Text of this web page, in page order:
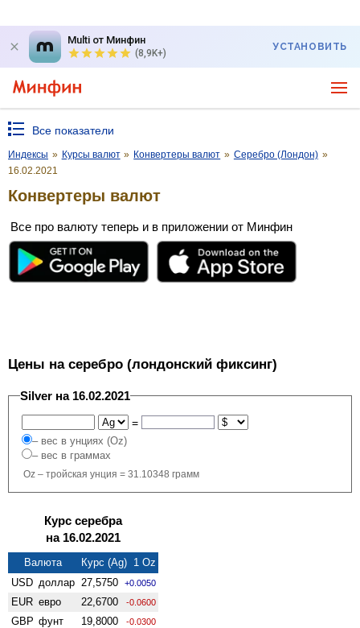
Multi от Минфин
(8,9K+)
УСТАНОВИТЬ
Все показатели
Индексы » Курсы валют » Конвертеры валют » Серебро (Лондон) »
16.02.2021
Конвертеры валют
Все про валюту теперь и в приложении от Минфин
Цены на серебро (лондонский фиксинг)
Silver на 16.02.2021
=
– вес в унциях (Oz)
– вес в граммах
Oz – тройская унция = 31.10348 грамм
Курс серебра
на 16.02.2021
Валюта
Курс (Ag) 1 Oz
USD доллар 27,5750 +0.0050
EUR евро 22,6700 -0.0600
GBP фунт 19,8000 -0.0300